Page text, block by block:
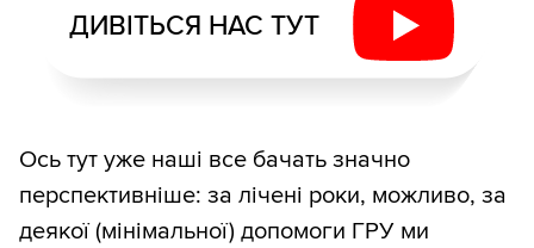
ДИВІТЬСЯ НАС ТУТ
Ось тут уже наші все бачать значно
перспективніше: за лічені роки, можливо, за
деякої (мінімальної) допомоги ГРУ ми